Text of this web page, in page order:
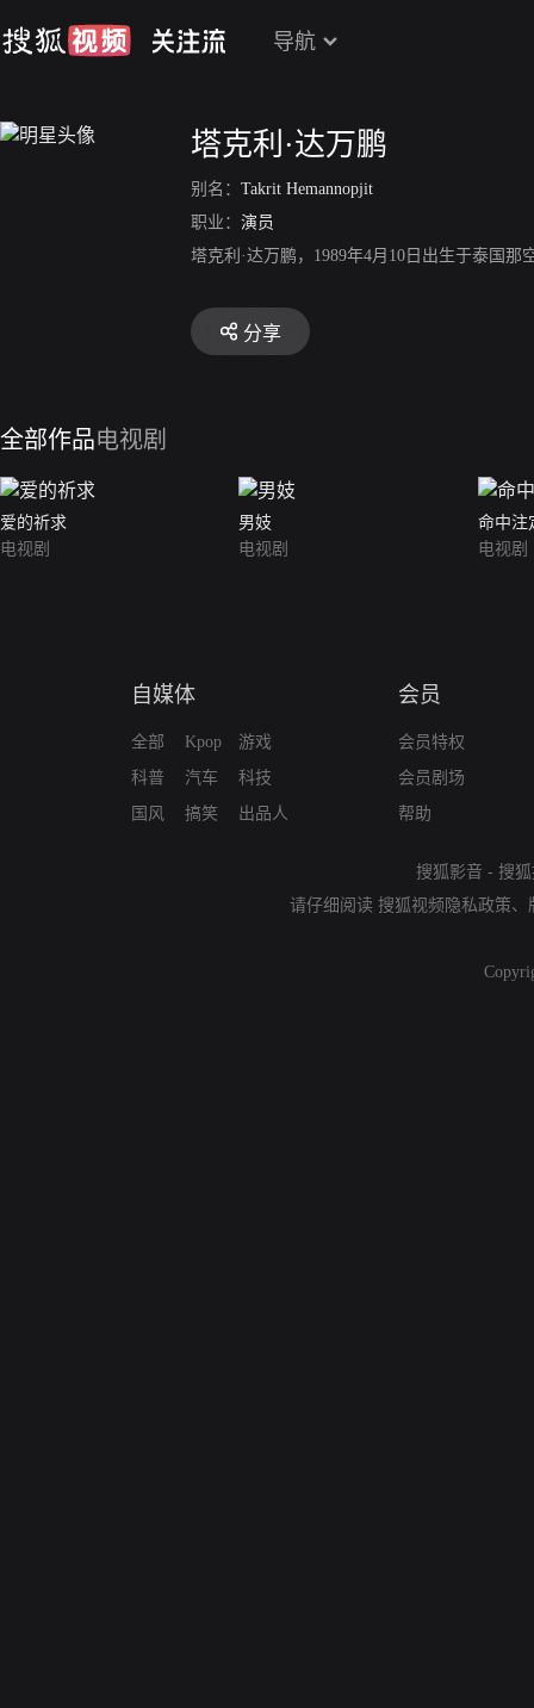
导航
塔克利·达万鹏
别名： Takrit Hemannopjit
职业： 演员
塔克利·达万鹏，1989年4月10日出生于泰国
分享
全部作品电视剧
爱的祈求
电视剧
男妓
电视剧
命中注
电视剧
自媒体
全部
科普
国风
Kpop
汽车
搞笑
游戏
科技
出品人
会员
会员特权
会员剧场
帮助
搜狐影音 - 搜
请仔细阅读 搜狐视频隐私政策、